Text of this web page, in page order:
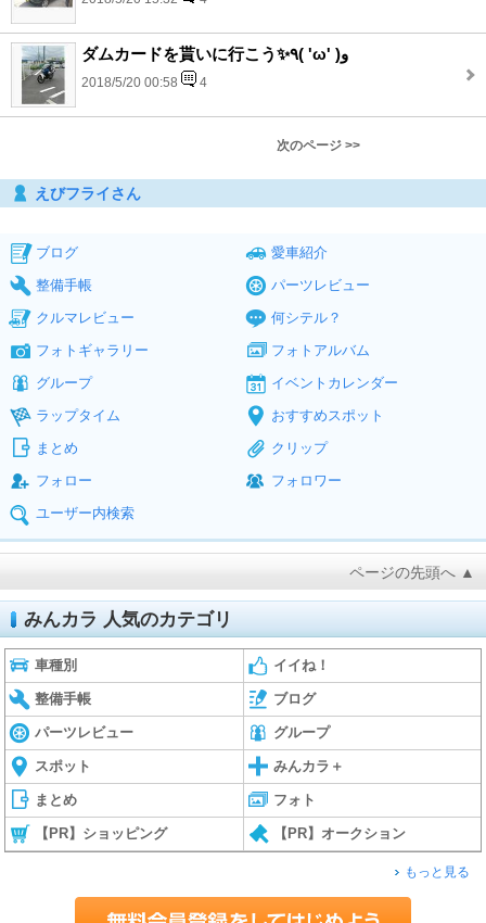
ダムカードを貰いに行こう✨٩( 'ω' )و
2018/5/20 00:58 4
次のページ >>
えびフライさん
ブログ
愛車紹介
整備手帳
パーツレビュー
クルマレビュー
何シテル？
フォトギャラリー
フォトアルバム
グループ
イベントカレンダー
ラップタイム
おすすめスポット
まとめ
クリップ
フォロー
フォロワー
ユーザー内検索
ページの先頭へ ▲
みんカラ 人気のカテゴリ
車種別 イイね！
整備手帳 ブログ
パーツレビュー グループ
スポット みんカラ＋
まとめ フォト
【PR】ショッピング 【PR】オークション
もっと見る